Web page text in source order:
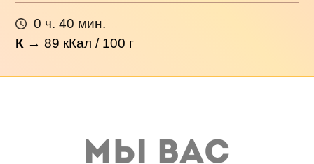
0 ч. 40 мин.
К →89 кКал / 100 г